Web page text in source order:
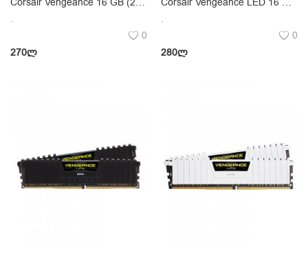
.
0
270ლ
.
0
280ლ